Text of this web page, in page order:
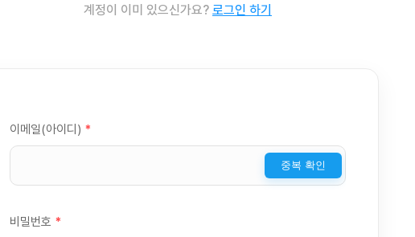
계정이 이미 있으신가요? 로그인 하기
이메일(아이디) *
중복 확인
비밀번호 *